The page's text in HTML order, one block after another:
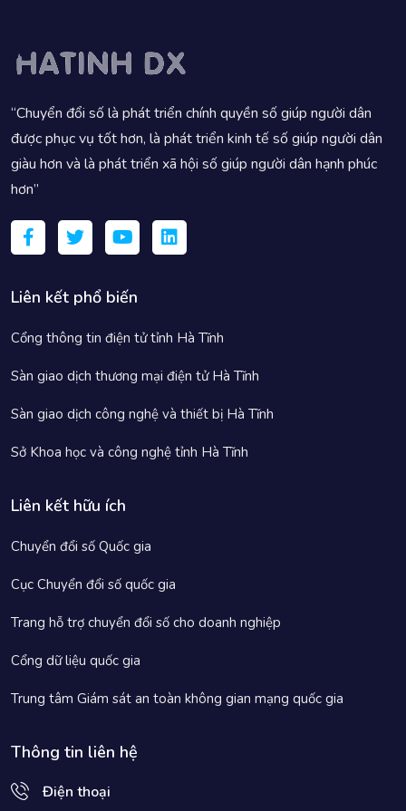
“Chuyển đổi số là phát triển chính quyền số giúp người dân
được phục vụ tốt hơn, là phát triển kinh tế số giúp người dân
giàu hơn và là phát triển xã hội số giúp người dân hạnh phúc
hơn”
Liên kết phổ biến
Cổng thông tin điện tử tỉnh Hà Tĩnh
Sàn giao dịch thương mại điện tử Hà Tĩnh
Sàn giao dịch công nghệ và thiết bị Hà Tĩnh
Sở Khoa học và công nghệ tỉnh Hà Tĩnh
Liên kết hữu ích
Chuyển đổi số Quốc gia
Cục Chuyển đổi số quốc gia
Trang hỗ trợ chuyển đổi số cho doanh nghiệp
Cổng dữ liệu quốc gia
Trung tâm Giám sát an toàn không gian mạng quốc gia
Thông tin liên hệ
Điện thoại